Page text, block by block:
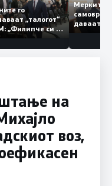
го
„талогот“
„Филипче си е
неврохирург, не
се занимава со
од
на
воз,